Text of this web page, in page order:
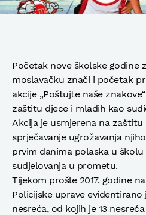
Početak nove školske godine
moslavačku znači i početak
akcije „Poštujte naše
zaštitu djece i mladih kao
Akcija je usmjerena na
sprječavanje ugrožavanja
prvim danima polaska u
sudjelovanja u prometu.
Tijekom prošle 2017. godine
Policijske uprave evidentirano
nesreća, od kojih je 13